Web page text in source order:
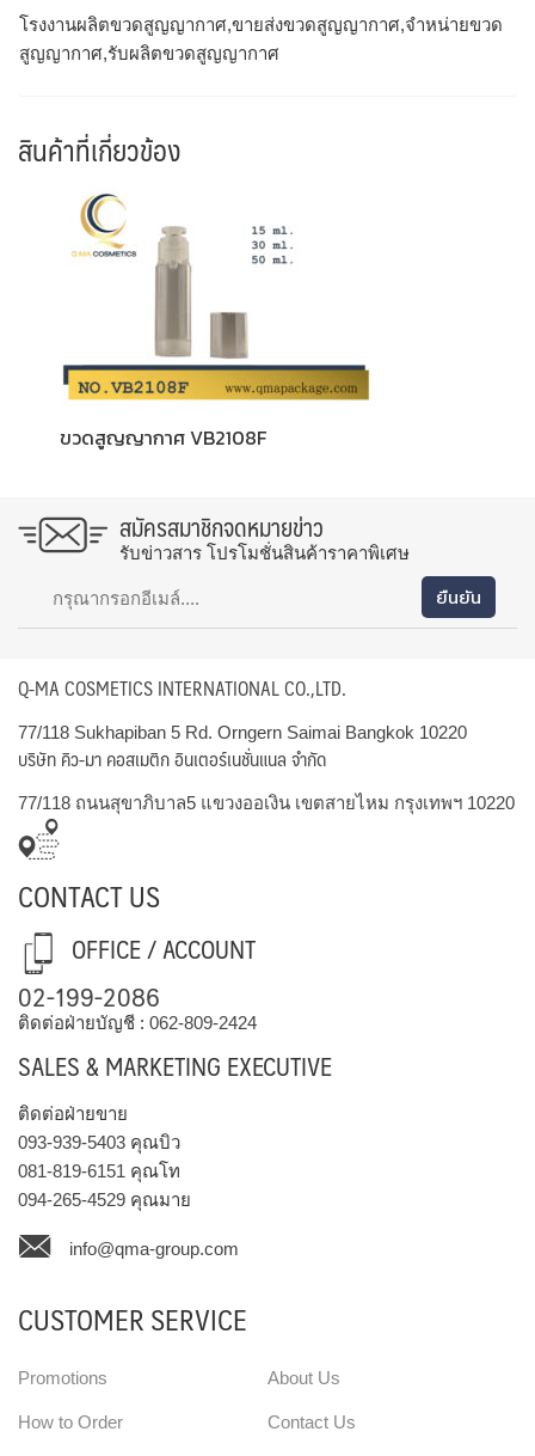
โรงงานผลิตขวดสูญญากาศ,ขายส่งขวดสูญญากาศ,จำหน่ายขวด
สูญญากาศ,รับผลิตขวดสูญญากาศ
สินค้าที่เกี่ยวข้อง
ขวดสูญญากาศ VB2108F
สมัครสมาชิกจดหมายข่าว
รับข่าวสาร โปรโมชั่นสินค้าราคาพิเศษ
Q-MA COSMETICS INTERNATIONAL CO.,LTD.
77/118 Sukhapiban 5 Rd. Orngern Saimai Bangkok 10220
บริษัท คิว-มา คอสเมติก อินเตอร์เนชั่นแนล จำกัด
77/118 ถนนสุขาภิบาล5 แขวงออเงิน เขตสายไหม กรุงเทพฯ 10220
CONTACT US
OFFICE / ACCOUNT
02-199-2086
ติดต่อฝ่ายบัญชี : 062-809-2424
SALES & MARKETING EXECUTIVE
ติดต่อฝ่ายขาย
093-939-5403 คุณบิว
081-819-6151 คุณโท
094-265-4529 คุณมาย
info@qma-group.com
CUSTOMER SERVICE
Promotions
How to Order
About Us
Contact Us